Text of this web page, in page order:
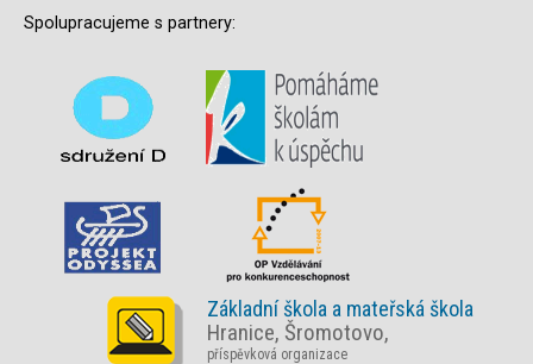
Spolupracujeme s partnery:
Základní škola a mateřská škola
Hranice, Šromotovo,
příspěvková organizace